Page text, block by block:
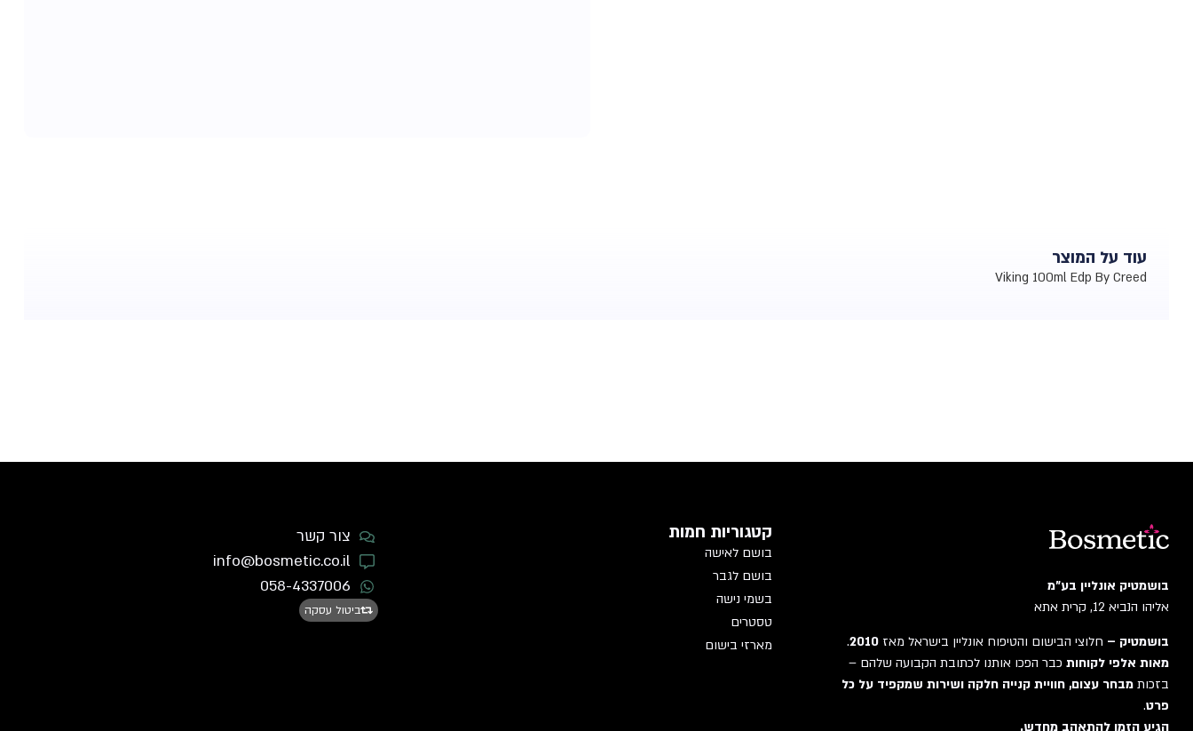
עוד על המוצר
Viking 100ml Edp By Creed
בושמטיק אונליין בע"מ
אליהו הנביא 12, קרית אתא
בושמטיק – חלוצי הבישום והטיפוח אונליין בישראל מאז 2010
.
מאות אלפי לקוחות כבר הפכו אותנו לכתובת הקבועה שלהם –
בזכות מבחר עצום, חוויית קנייה חלקה ושירות שמקפיד על כל
פרט.
הגיע הזמן להתאהב מחדש.
קטגוריות חמות
בושם לאישה
בושם לגבר
בשמי נישה
טסטרים
מארזי בישום
צור קשר
info@bosmetic.co.il
058-4337006
ביטול עסקה